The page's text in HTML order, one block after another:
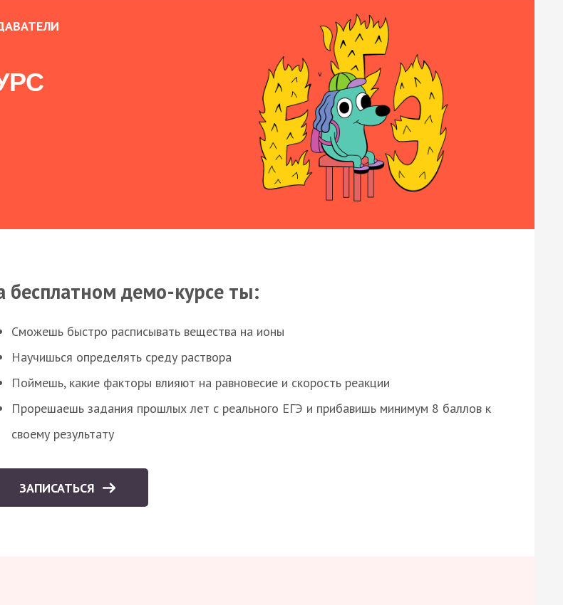
бесплатном демо-курсе ты:
Сможешь быстро расписывать вещества на ионы
Научишься определять среду раствора
Поймешь, какие факторы влияют на равновесие и скорость реакции
Прорешаешь задания прошлых лет с реального ЕГЭ и прибавишь минимум 8 баллов к
своему результату
ЗАПИСАТЬСЯ